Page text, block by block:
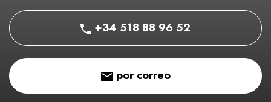
+34 518 88 96 52
por correo